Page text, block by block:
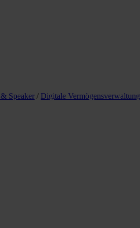
Speaker / Digitale Vermögensverwaltung